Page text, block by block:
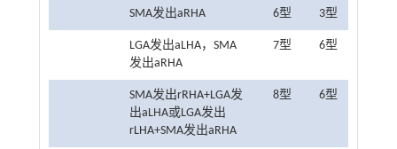
SMA发出aRHA 6型 3型
LGA发出aLHA，SMA
发出aRHA
7型 6型
SMA发出rRHA+LGA发
出aLHA或LGA发出
rLHA+SMA发出aRHA
8型 6型